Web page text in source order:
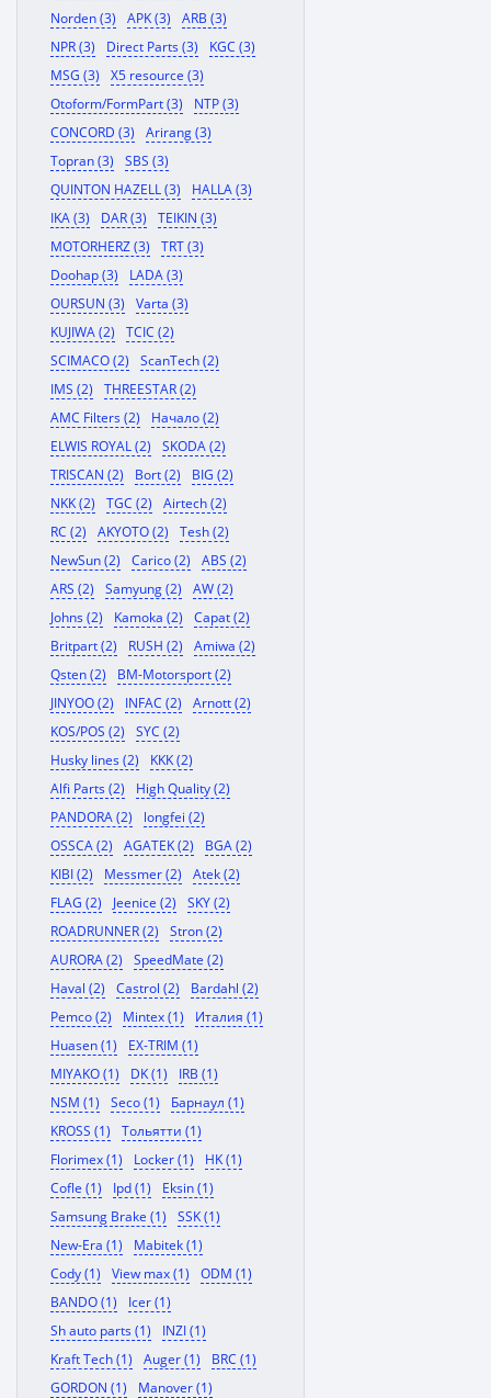
Norden (3)
APK (3)
ARB (3)
NPR (3)
Direct Parts (3)
KGC (3)
MSG (3)
X5 resource (3)
Otoform/FormPart (3)
NTP (3)
CONCORD (3)
Arirang (3)
Topran (3)
SBS (3)
QUINTON HAZELL (3)
HALLA (3)
IKA (3)
DAR (3)
TEIKIN (3)
MOTORHERZ (3)
TRT (3)
Doohap (3)
LADA (3)
OURSUN (3)
Varta (3)
KUJIWA (2)
TCIC (2)
SCIMACO (2)
ScanTech (2)
IMS (2)
THREESTAR (2)
AMC Filters (2)
Начало (2)
ELWIS ROYAL (2)
SKODA (2)
TRISCAN (2)
Bort (2)
BIG (2)
NKK (2)
TGC (2)
Airtech (2)
RC (2)
AKYOTO (2)
Tesh (2)
NewSun (2)
Carico (2)
ABS (2)
ARS (2)
Samyung (2)
AW (2)
Johns (2)
Kamoka (2)
Capat (2)
Britpart (2)
RUSH (2)
Amiwa (2)
Qsten (2)
BM-Motorsport (2)
JINYOO (2)
INFAC (2)
Arnott (2)
KOS/POS (2)
SYC (2)
Husky lines (2)
KKK (2)
Alfi Parts (2)
High Quality (2)
PANDORA (2)
longfei (2)
OSSCA (2)
AGATEK (2)
BGA (2)
KIBI (2)
Messmer (2)
Atek (2)
FLAG (2)
Jeenice (2)
SKY (2)
ROADRUNNER (2)
Stron (2)
AURORA (2)
SpeedMate (2)
Haval (2)
Castrol (2)
Bardahl (2)
Pemco (2)
Mintex (1)
Италия (1)
Huasen (1)
EX-TRIM (1)
MIYAKO (1)
DK (1)
IRB (1)
NSM (1)
Seco (1)
Барнаул (1)
KROSS (1)
Тольятти (1)
Florimex (1)
Locker (1)
HK (1)
Cofle (1)
Ipd (1)
Eksin (1)
Samsung Brake (1)
SSK (1)
New-Era (1)
Mabitek (1)
Cody (1)
View max (1)
ODM (1)
BANDO (1)
Icer (1)
Sh auto parts (1)
INZI (1)
Kraft Tech (1)
Auger (1)
BRC (1)
GORDON (1)
Manover (1)